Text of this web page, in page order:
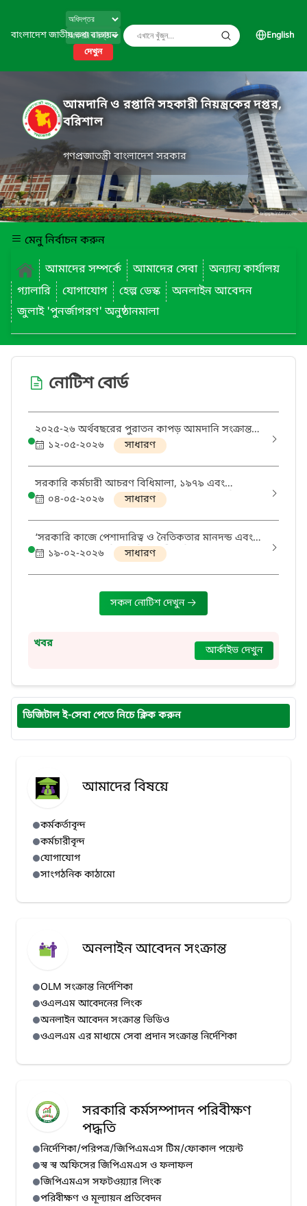
বাংলাদেশ জাতীয় তথ্য বাতায়ন
দেখুন
English
আমদানি ও রপ্তানি সহকারী নিয়ন্ত্রকের দপ্তর,
বরিশাল
গণপ্রজাতন্ত্রী বাংলাদেশ সরকার
মেনু নির্বাচন করুন
আমাদের সম্পর্কে
আমাদের সেবা
অন্যান্য কার্যালয়
গ্যালারি
যোগাযোগ হেল্প ডেস্ক
অনলাইন আবেদন
জুলাই 'পুনর্জাগরণ' অনুষ্ঠানমালা
নোটিশ বোর্ড
২০২৫-২৬ অর্থবছরের পুরাতন কাপড় আমদানি সংক্রান্ত
গণবিজ্ঞপ্তি
১২-০৫-২০২৬ সাধারণ
সরকারি কর্মচারী আচরণ বিধিমালা, ১৯৭৯ এবং
সেবাগ্রহীতার সঙ্গে আচরণ ও ইতিবাচক মনোভাব বিষয়ে
দিনব্যাপী প্রশিক্ষণ আয়োজন প্রসঙ্গে।
০৪-০৫-২০২৬ সাধারণ
‘সরকারি কাজে পেশাদারিত্ব ও নৈতিকতার মানদন্ড এবং
সেবার মানোন্নয়ন’ বিষয়ে দিনব্যাপী প্রশিক্ষণ আয়োজন
১৯-০২-২০২৬ সাধারণ
সকল নোটিশ দেখুন
খবর আর্কাইভ দেখুন
ডিজিটাল ই-সেবা পেতে নিচে ক্লিক করুন
আমাদের বিষয়ে
কর্মকর্তাবৃন্দ
কর্মচারীবৃন্দ
যোগাযোগ
সাংগঠনিক কাঠামো
অনলাইন আবেদন সংক্রান্ত
OLM সংক্রান্ত নির্দেশিকা
ওএলএম আবেদনের লিংক
অনলাইন আবেদন সংক্রান্ত ভিডিও
ওএলএম এর মাধ্যমে সেবা প্রদান সংক্রান্ত নির্দেশিকা
সরকারি কর্মসম্পাদন পরিবীক্ষণ
পদ্ধতি
নির্দেশিকা/পরিপত্র/জিপিএমএস টিম/ফোকাল পয়েন্ট
স্ব স্ব অফিসের জিপিএমএস ও ফলাফল
জিপিএমএস সফটওয়্যার লিংক
পরিবীক্ষণ ও মূল্যায়ন প্রতিবেদন